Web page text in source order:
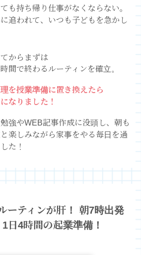
も持ち帰り仕事がなくならない。
追われて、いつも子どもを急かし
からまずは
間で終わるルーティンを確立。
を授業準備に置き換えたら
なりました！
強やWEB記事作成に没頭し、朝も
楽しみながら家事をやる毎日を過
た！
ーティンが肝！
朝7時出発
1日4時間の起業準備！